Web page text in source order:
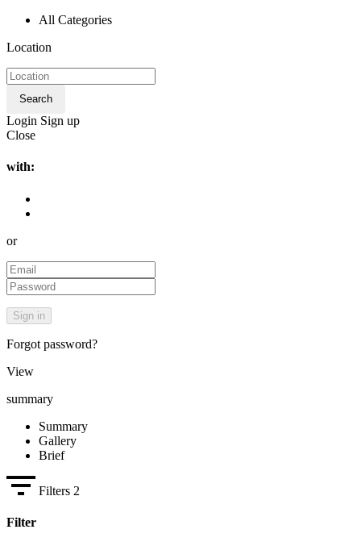
All Categories
Location
Search
Login Sign up
Close
with:
or
Forgot password?
View
summary
Summary
Gallery
Brief
Filters 2
Filter